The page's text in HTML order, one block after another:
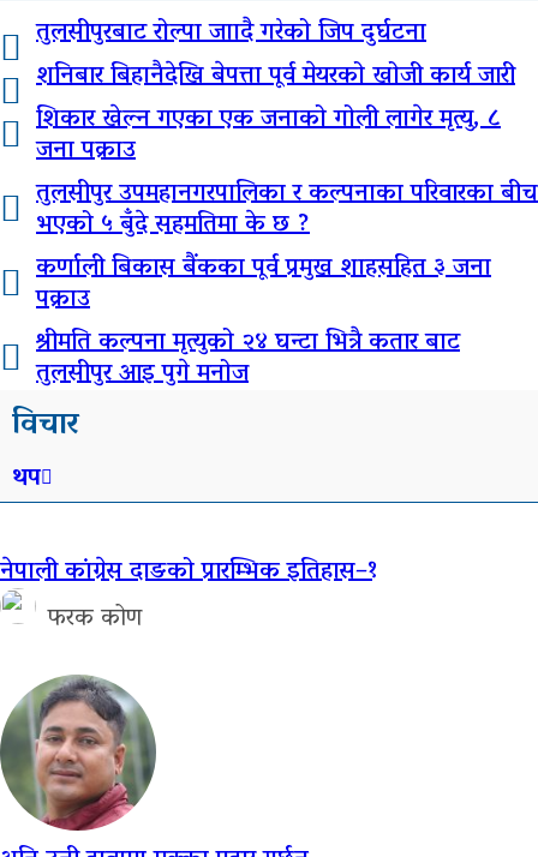
तुलसीपुरबाट रोल्पा जाादै गरेको जिप दुर्घटना
शनिबार बिहानैदेखि बेपत्ता पूर्व मेयरको खोजी कार्य जारी
शिकार खेल्न गएका एक जनाको गोली लागेर मृत्यु, ८
जना पक्राउ
तुलसीपुर उपमहानगरपालिका र कल्पनाका परिवारका बीच
भएको ५ बुँदे सहमतिमा के छ ?
कर्णाली बिकास बैंकका पूर्व प्रमुख शाहसहित ३ जना
पक्राउ
श्रीमति कल्पना मृत्युको २४ घन्टा भित्रै कतार बाट
तुलसीपुर आइ पुगे मनोज
विचार
थप
नेपाली कांग्रेस दाङको प्रारम्भिक इतिहास–१
फरक कोण